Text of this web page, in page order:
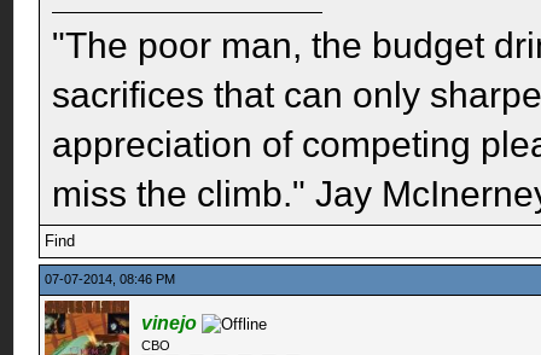
"The poor man, the budget
sacrifices that can only
appreciation of competing
miss the climb." Jay
Find
07-07-2014, 08:46 PM
vinejo
CBO